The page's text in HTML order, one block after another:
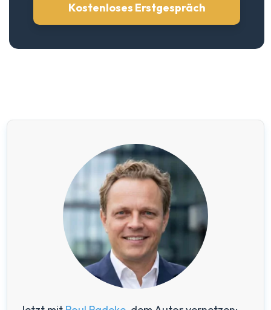
Kostenloses Erstgespräch